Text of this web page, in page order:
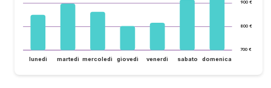
700 €
800 €
900 €
lunedì martedì mercoledì giovedì venerdì sabato domenica